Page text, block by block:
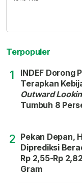
Terpopuler
1
INDEF Dorong
Terapkan
Outward
Tumbuh 8
2 Pekan Depan,
Diprediksi
Rp 2,55-Rp
Gram